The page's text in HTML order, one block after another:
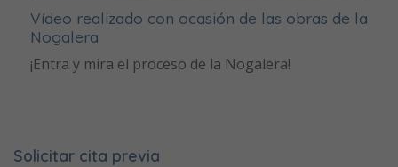
Vídeo realizado con ocasión de las obras de la
Nogalera
¡Entra y mira el proceso de la Nogalera!
Solicitar cita previa